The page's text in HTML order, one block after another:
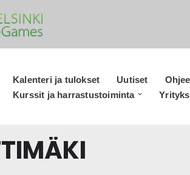
Kalenteri ja tulokset Uutiset
Kurssit ja harrastustoiminta